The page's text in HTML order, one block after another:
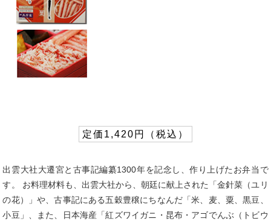
定価1,420円（税込）
出雲大社大遷宮と古事記編纂1300年を記念し、作り上げたお弁当で
す。 お料理材料も、出雲大社から、朝廷に献上された「金針菜（ユリ
の花）」や、古事記にある五穀豊穣にちなんだ「米、麦、粟、黒豆、
小豆」、また、日本海産「紅ズワイガニ・昆布・アゴでんぶ（トビウ